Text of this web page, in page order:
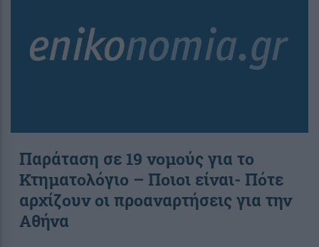
Παράταση σε 19 νομούς για το
Κτηματολόγιο – Ποιοι είναι- Πότε
αρχίζουν οι προαναρτήσεις για την
Αθήνα